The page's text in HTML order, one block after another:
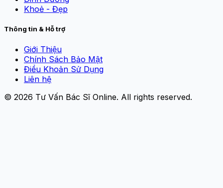
Khoẻ - Đẹp
Thông tin & Hỗ trợ
Giới Thiệu
Chính Sách Bảo Mật
Điều Khoản Sử Dụng
Liên hệ
© 2026 Tư Vấn Bác Sĩ Online. All rights reserved.